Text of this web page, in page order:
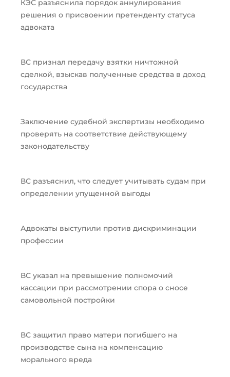
КЭС разъяснила порядок аннулирования
решения о присвоении претенденту статуса
адвоката
ВС признал передачу взятки ничтожной
сделкой, взыскав полученные средства в доход
государства
Заключение судебной экспертизы необходимо
проверять на соответствие действующему
законодательству
ВС разъяснил, что следует учитывать судам при
определении упущенной выгоды
Адвокаты выступили против дискриминации
профессии
ВС указал на превышение полномочий
кассации при рассмотрении спора о сносе
самовольной постройки
ВС защитил право матери погибшего на
производстве сына на компенсацию
морального вреда